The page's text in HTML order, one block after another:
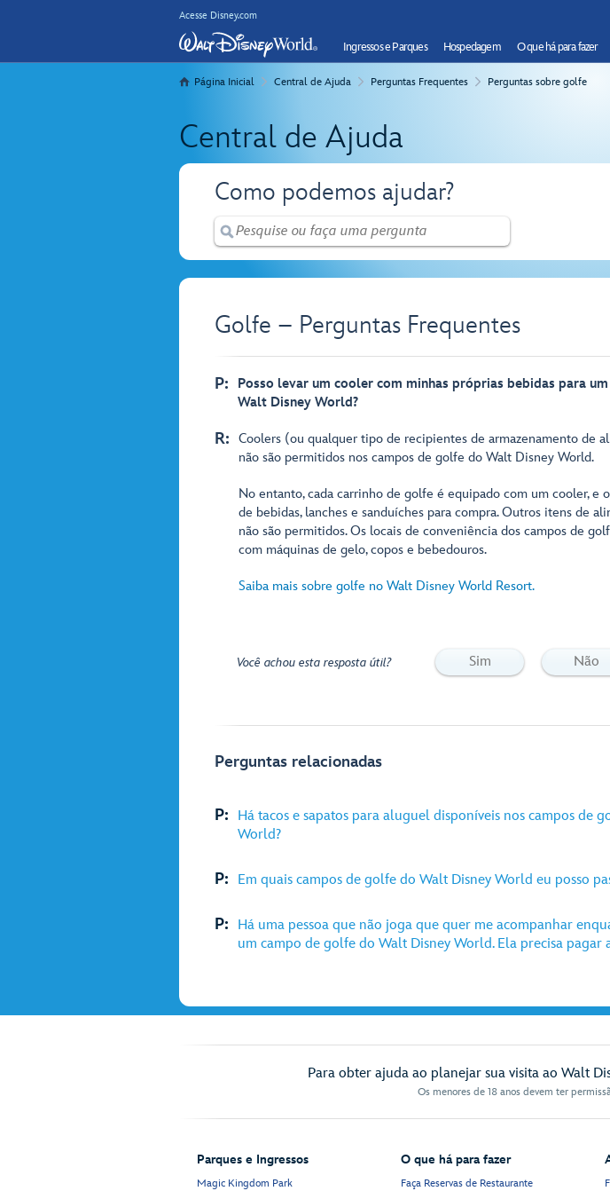
Acesse Disney.com
Ingressos e Parques Hospedagem O que há para fazer
Página Inicial Central de Ajuda Perguntas Frequentes Perguntas sobre golfe
Central de Ajuda
Como podemos ajudar?
Golfe – Perguntas Frequentes
P:
Posso levar um cooler com minhas próprias bebidas para
Walt Disney World?
R: Coolers (ou qualquer tipo de recipientes de armazenamento de
não são permitidos nos campos de golfe do Walt Disney World.
No entanto, cada carrinho de golfe é equipado com um cooler, e
de bebidas, lanches e sanduíches para compra. Outros itens de
não são permitidos. Os locais de conveniência dos campos de
com máquinas de gelo, copos e bebedouros.
Saiba mais sobre golfe no Walt Disney World Resort.
Você achou esta resposta útil? Sim Não
Perguntas relacionadas
P:
Há tacos e sapatos para aluguel disponíveis nos campos de
World?
P: Em quais campos de golfe do Walt Disney World eu posso
P:
Há uma pessoa que não joga que quer me acompanhar
um campo de golfe do Walt Disney World. Ela precisa pagar
Para obter ajuda ao planejar sua visita ao Walt
Os menores de 18 anos devem ter
Parques e Ingressos
Magic Kingdom Park
O que há para fazer
Faça Reservas de Restaurante